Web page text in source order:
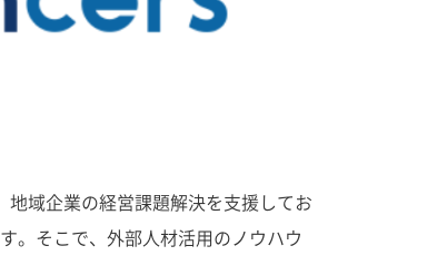
域企業の経営課題解決を支援してお
。そこで、外部人材活用のノウハウ